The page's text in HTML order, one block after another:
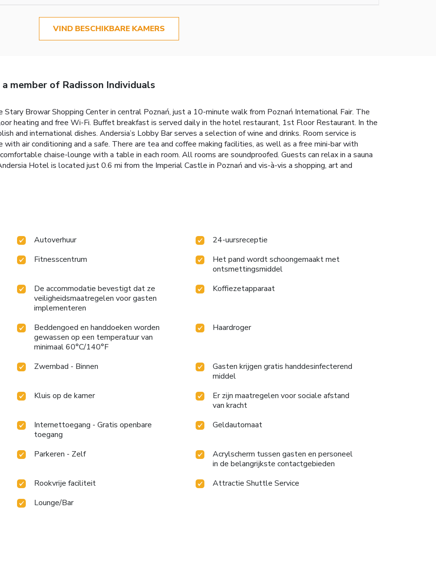
VIND BESCHIKBARE KAMERS
member of Radisson Individuals
Browar Shopping Center in central Poznań, just a 10-minute walk from Poznań International Fair. The
heating and free Wi-Fi. Buffet breakfast is served daily in the hotel restaurant, 1st Floor Restaurant. In the
and international dishes. Andersia’s Lobby Bar serves a selection of wine and drinks. Room service is
air conditioning and a safe. There are tea and coffee making facilities, as well as a free mini-bar with
chaise-lounge with a table in each room. All rooms are soundproofed. Guests can relax in a sauna
Hotel is located just 0.6 mi from the Imperial Castle in Poznań and vis-à-vis a shopping, art and
Autoverhuur
24-uursreceptie
Fitnesscentrum
Het pand wordt schoongemaakt met
ontsmettingsmiddel
De accommodatie bevestigt dat ze
veiligheidsmaatregelen voor gasten
implementeren
Koffiezetapparaat
Beddengoed en handdoeken worden
gewassen op een temperatuur van
minimaal 60°C/140°F
Haardroger
Zwembad - Binnen
Gasten krijgen gratis handdesinfecterend
middel
Kluis op de kamer
Er zijn maatregelen voor sociale afstand
van kracht
Internettoegang - Gratis openbare
toegang
Geldautomaat
Parkeren - Zelf
Acrylscherm tussen gasten en personeel
in de belangrijkste contactgebieden
Rookvrije faciliteit
Attractie Shuttle Service
Lounge/Bar